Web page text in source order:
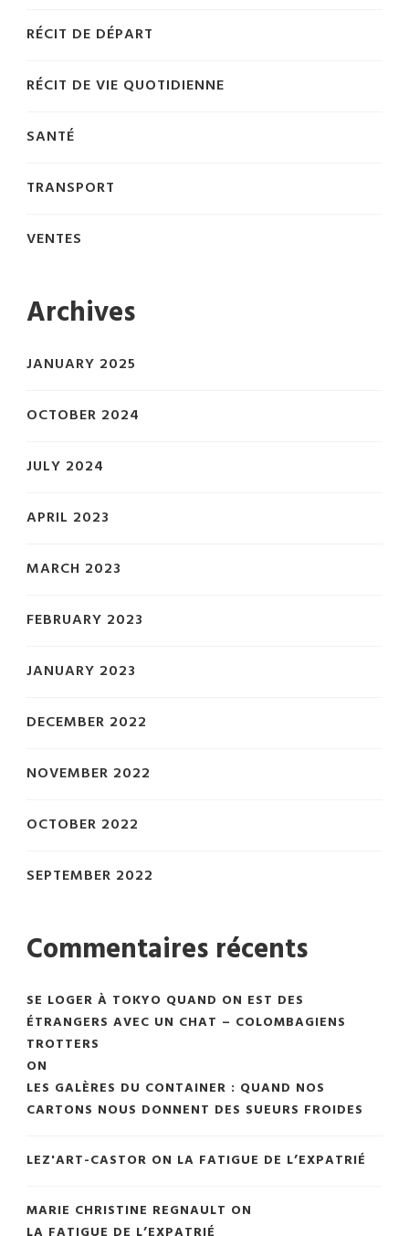
RÉCIT DE DÉPART
RÉCIT DE VIE QUOTIDIENNE
SANTÉ
TRANSPORT
VENTES
Archives
JANUARY 2025
OCTOBER 2024
JULY 2024
APRIL 2023
MARCH 2023
FEBRUARY 2023
JANUARY 2023
DECEMBER 2022
NOVEMBER 2022
OCTOBER 2022
SEPTEMBER 2022
Commentaires récents
SE LOGER À TOKYO QUAND ON EST DES
ÉTRANGERS AVEC UN CHAT – COLOMBAGIENS
TROTTERS
ON
LES GALÈRES DU CONTAINER : QUAND NOS
CARTONS NOUS DONNENT DES SUEURS FROIDES
LEZ'ART-CASTOR ON LA FATIGUE DE L’EXPATRIÉ
MARIE CHRISTINE REGNAULT ON